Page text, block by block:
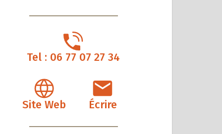
Tel : 06 77 07 27 34
Site Web Écrire